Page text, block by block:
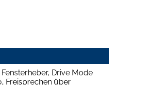
Drive Mode
Freisprechen über